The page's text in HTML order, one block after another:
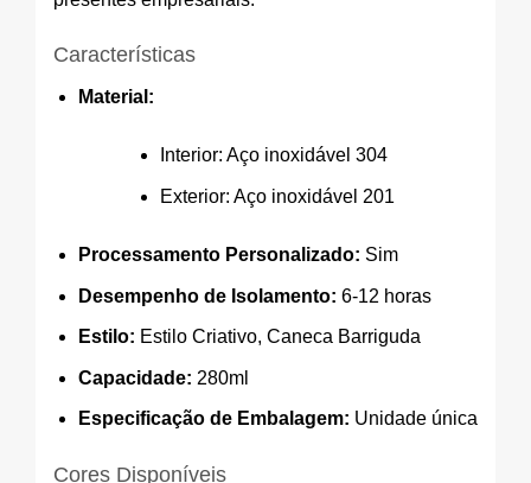
Características
Material:
Interior: Aço inoxidável 304
Exterior: Aço inoxidável 201
Processamento Personalizado: Sim
Desempenho de Isolamento: 6-12 horas
Estilo: Estilo Criativo, Caneca Barriguda
Capacidade: 280ml
Especificação de Embalagem: Unidade única
Cores Disponíveis